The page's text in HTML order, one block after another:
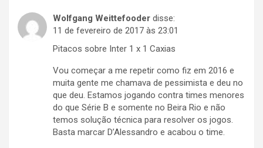
Wolfgang Weittefooder disse:
11 de fevereiro de 2017 às 23:01
Pitacos sobre Inter 1 x 1 Caxias
Vou começar a me repetir como fiz em 2016 e
muita gente me chamava de pessimista e deu no
que deu. Estamos jogando contra times menores
do que Série B e somente no Beira Rio e não
temos solução técnica para resolver os jogos.
Basta marcar D’Alessandro e acabou o time.